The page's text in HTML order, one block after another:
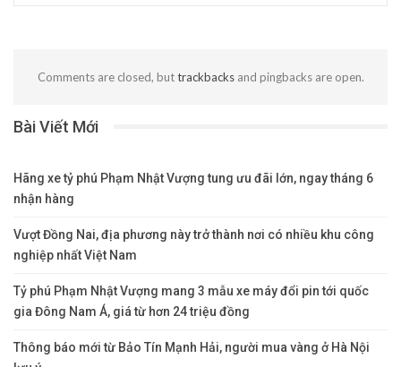
Comments are closed, buttrackbacksand pingbacks are open.
Bài Viết Mới
Hãng xe tỷ phú Phạm Nhật Vượng tung ưu đãi lớn, ngay tháng 6
nhận hàng
Vượt Đồng Nai, địa phương này trở thành nơi có nhiều khu công
nghiệp nhất Việt Nam
Tỷ phú Phạm Nhật Vượng mang 3 mẫu xe máy đổi pin tới quốc
gia Đông Nam Á, giá từ hơn 24 triệu đồng
Thông báo mới từ Bảo Tín Mạnh Hải, người mua vàng ở Hà Nội